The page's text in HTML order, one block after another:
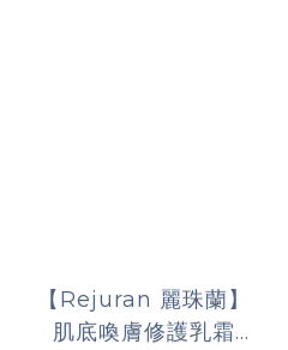
【Rejuran 麗珠蘭】
肌底喚膚修護乳霜